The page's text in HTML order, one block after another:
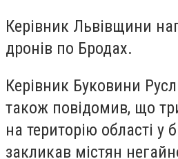
Керівник Львівщини
дронів по Бродах.
Керівник Буковини
також повідомив, що
на територію області у
закликав містян